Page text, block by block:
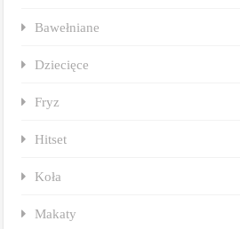
Bawełniane
Dziecięce
Fryz
Hitset
Koła
Makaty